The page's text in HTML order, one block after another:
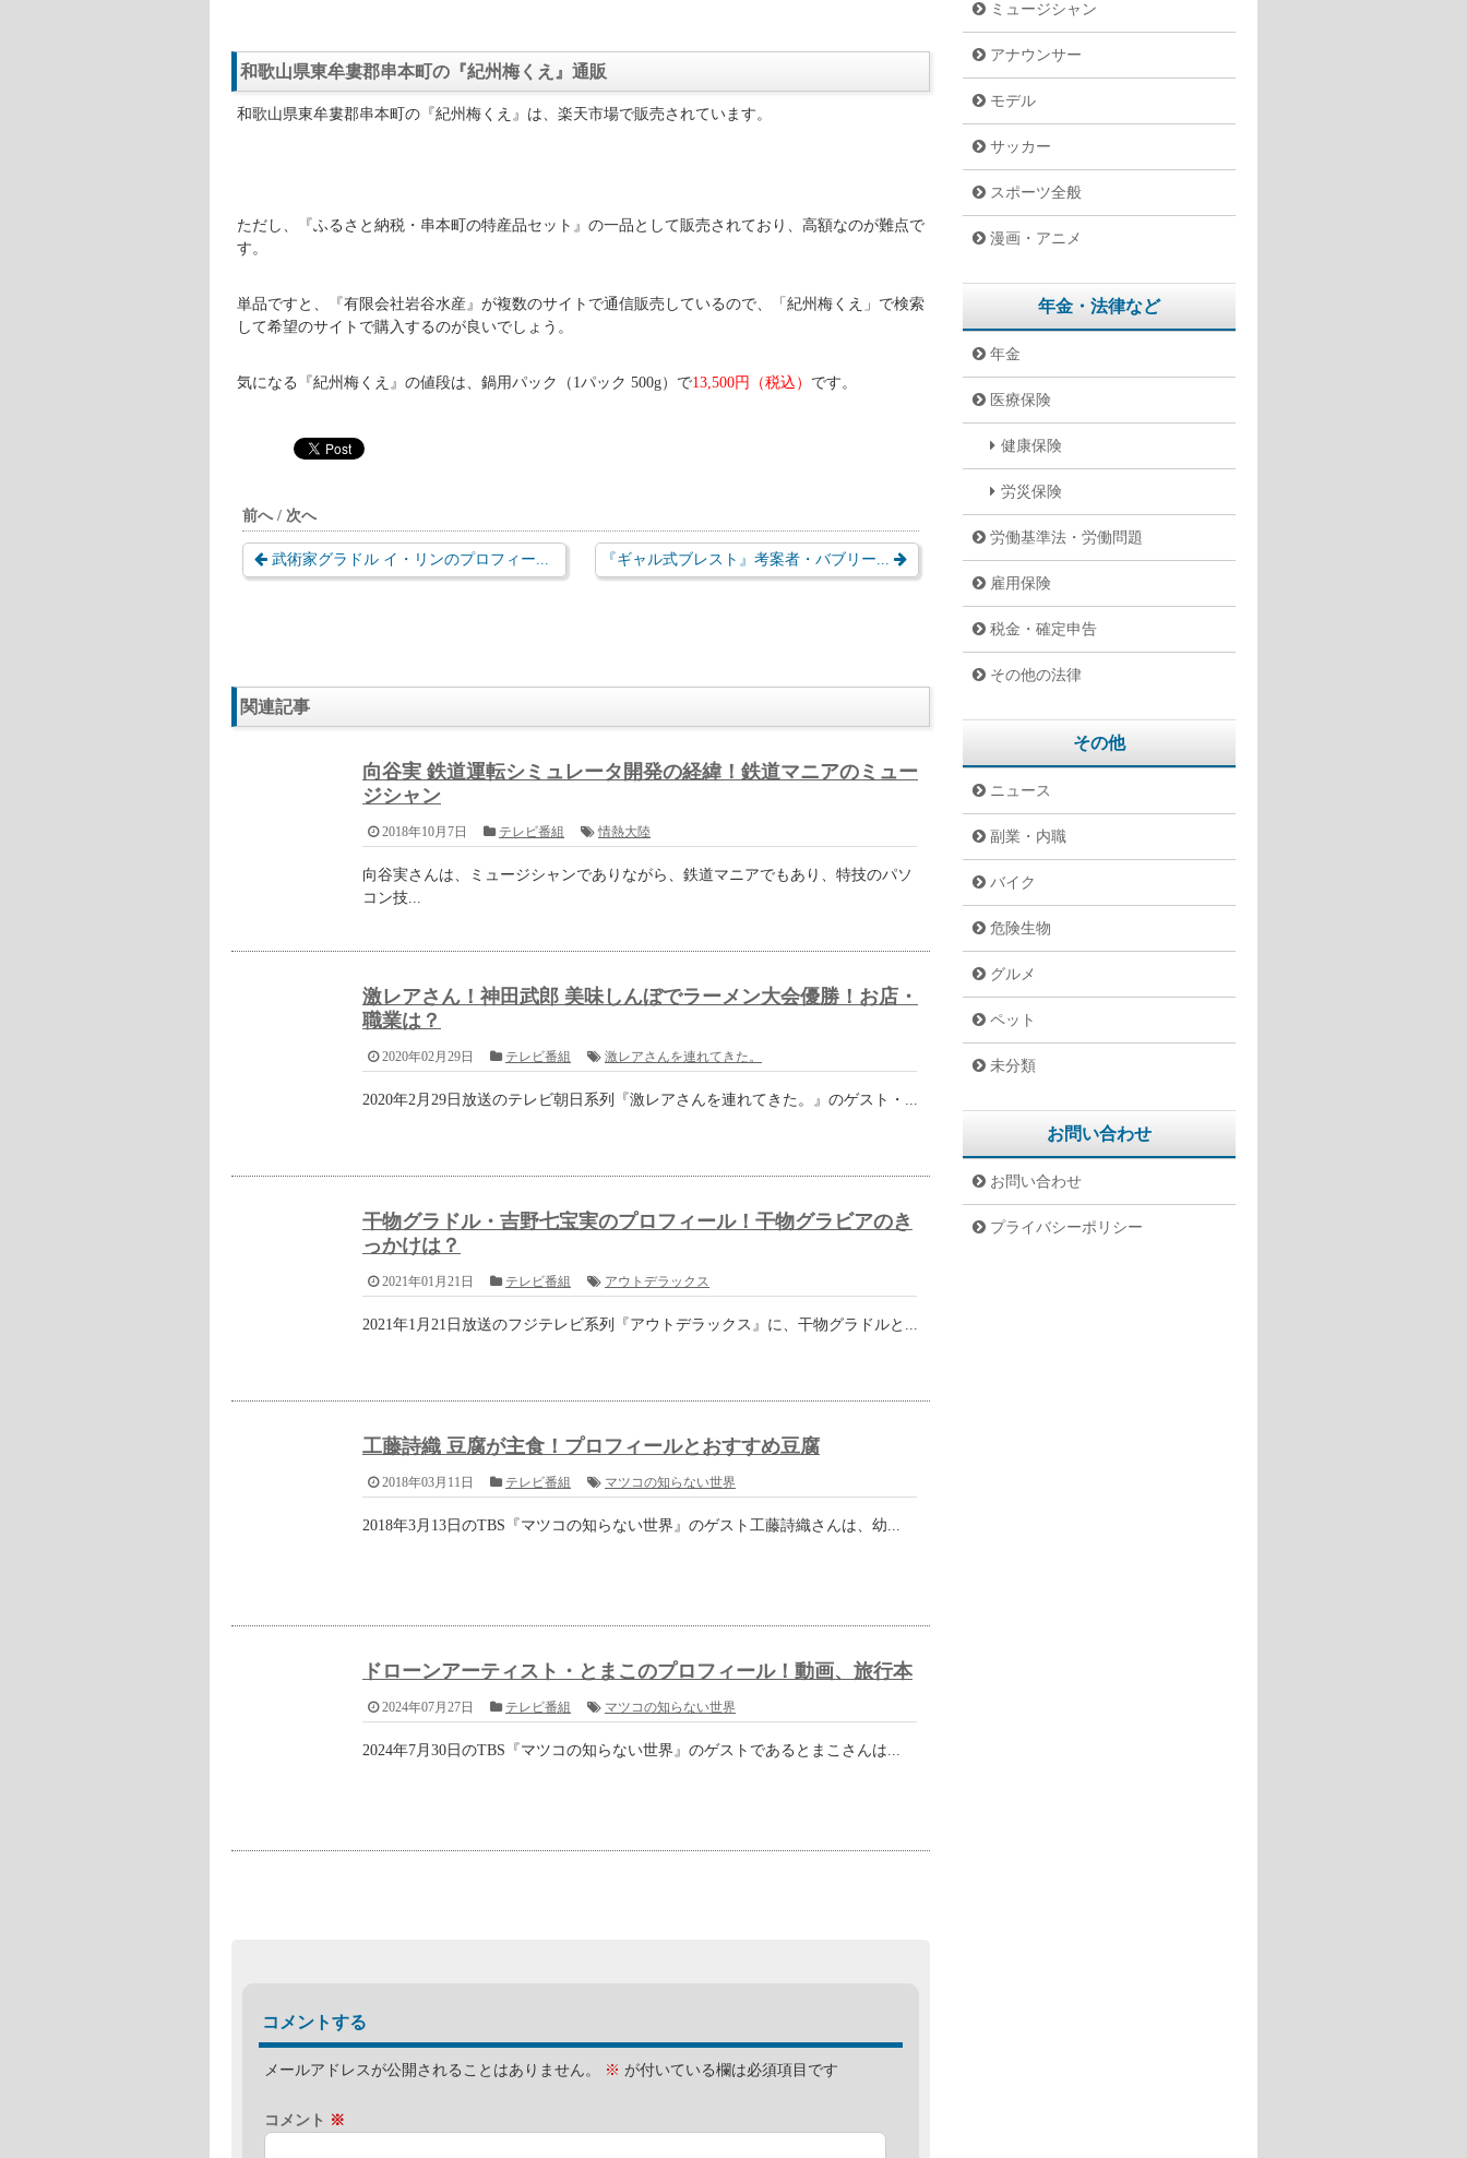
クエとは、スズキ目ハタ科に属する超高級魚です。
大きく成長するのが特徴ですが、成長スピードが遅く、病気になりやすいため、養殖することは簡単
しかし、本州最南端にある和歌山県東牟婁郡串本町でクエの養殖に成功しました。
それが『紀州梅くえ』というブランド名が付けられたクエで、その名前からも分かるように、和歌山
県の名産品である紀州梅の梅酢エキスや備長炭を加えたエサ、新鮮な魚を与えて育てられています。
和歌山県東牟婁郡串本町の『紀州梅くえ』通販
和歌山県東牟婁郡串本町の『紀州梅くえ』は、楽天市場で販売されています。
ただし、『ふるさと納税・串本町の特産品セット』の一品として販売されており、高額なのが難点で
単品ですと、『有限会社岩谷水産』が複数のサイトで通信販売しているので、「紀州梅くえ」で検索
して希望のサイトで購入するのが良いでしょう。
気になる『紀州梅くえ』の値段は、鍋用パック（1パック 500g）で 13,500円（税込） です。
向谷実 鉄道運転シミュレータ開発の経緯！鉄道マニアのミュー
ジシャン
向谷実さんは、ミュージシャンでありながら、鉄道マニアでもあり、特技のパソ
ミュージシャン
アナウンサー
モデル
サッカー
スポーツ全般
漫画・アニメ
年金・法律など
年金
医療保険
健康保険
労災保険
労働基準法・労働問題
雇用保険
税金・確定申告
その他の法律
その他
ニュース
副業・内職
バイク
危険生物
グルメ
ペット
未分類
お問い合わせ
お問い合わせ
プライバシーポリシー